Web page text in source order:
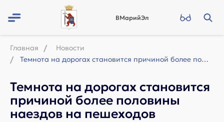
ВМарийЭл
Главная
Новости
Темнота на дорогах становится причиной более половины наездов на пешеходов
Темнота на дорогах становится
причиной более половины
наездов на пешеходов